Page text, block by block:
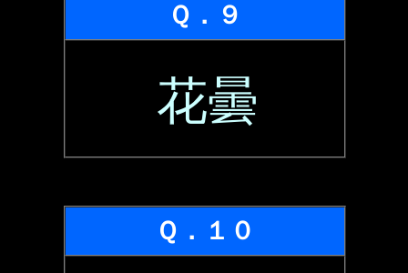
Ｑ．９
花曇
Ｑ．１０